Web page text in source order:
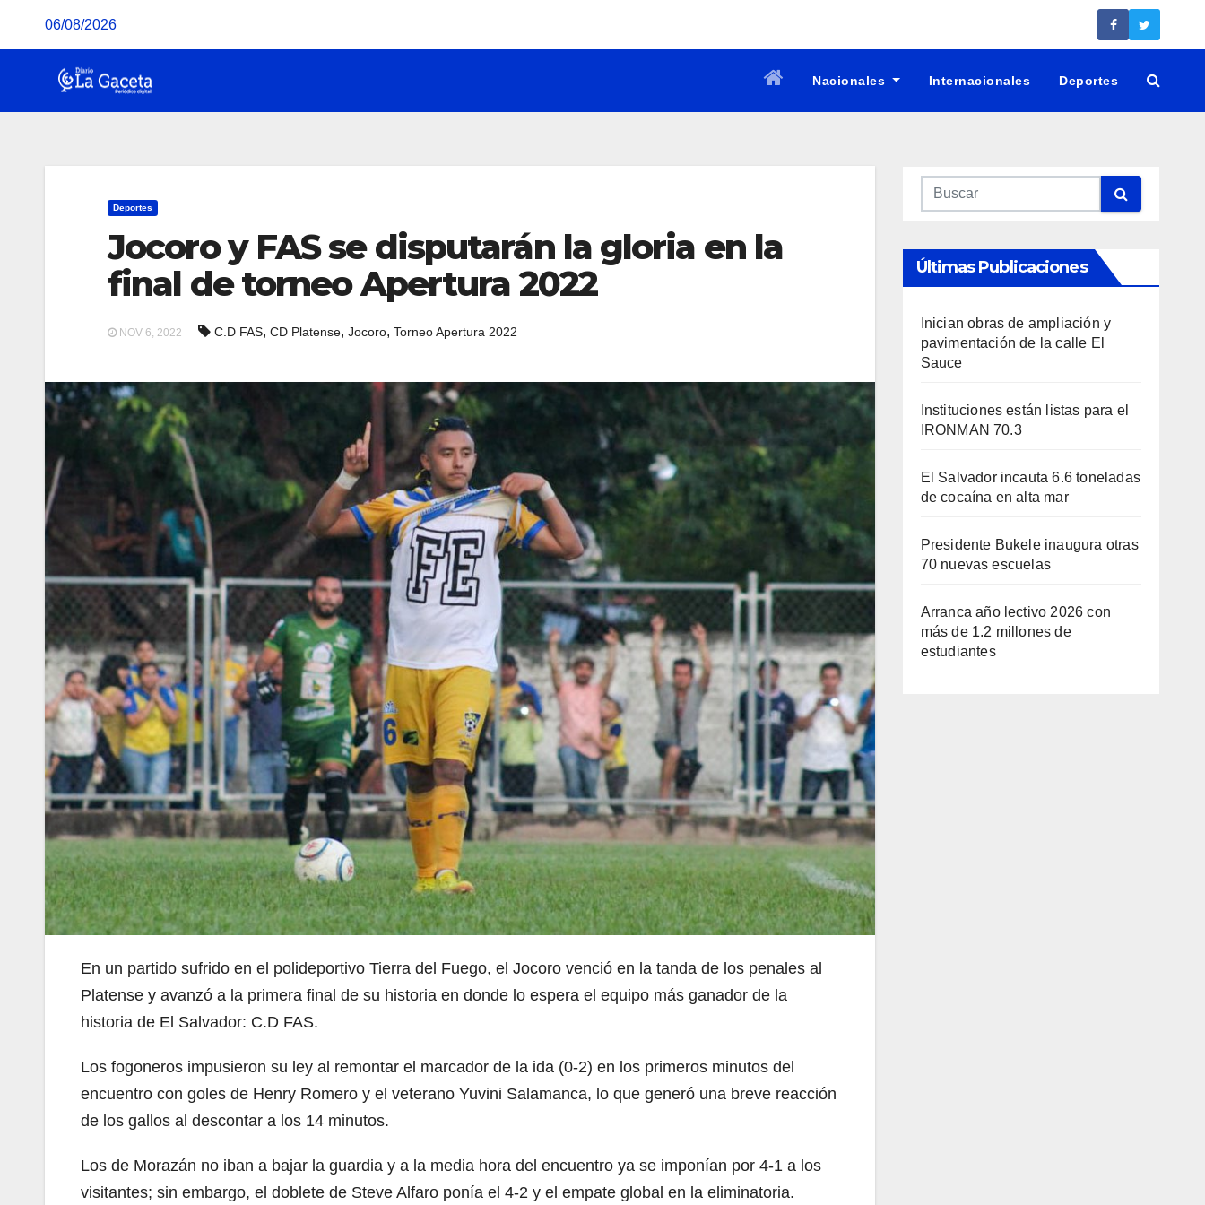
06/08/2026
Nacionales Internacionales Deportes
Deportes
Jocoro y FAS se disputarán la gloria en la
final de torneo Apertura 2022
NOV 6, 2022 C.D FAS, CD Platense, Jocoro, Torneo Apertura 2022
En un partido sufrido en el polideportivo Tierra del Fuego, el Jocoro venció en la tanda de los penales al
Platense y avanzó a la primera final de su historia en donde lo espera el equipo más ganador de la
historia de El Salvador: C.D FAS.
Los fogoneros impusieron su ley al remontar el marcador de la ida (0-2) en los primeros minutos del
encuentro con goles de Henry Romero y el veterano Yuvini Salamanca, lo que generó una breve reacción
de los gallos al descontar a los 14 minutos.
Los de Morazán no iban a bajar la guardia y a la media hora del encuentro ya se imponían por 4-1 a los
visitantes; sin embargo, el doblete de Steve Alfaro ponía el 4-2 y el empate global en la eliminatoria.
Últimas Publicaciones
Inician obras de ampliación y
pavimentación de la calle El
Sauce
Instituciones están listas para el
IRONMAN 70.3
El Salvador incauta 6.6 toneladas
de cocaína en alta mar
Presidente Bukele inaugura otras
70 nuevas escuelas
Arranca año lectivo 2026 con
más de 1.2 millones de
estudiantes